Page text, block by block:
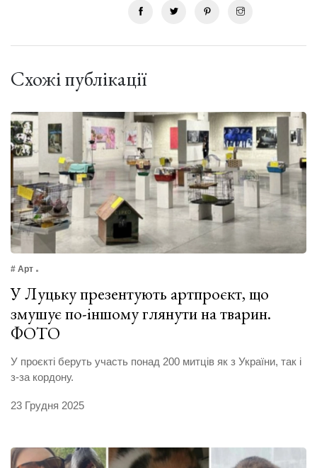
Схожі публікації
# Арт
У Луцьку презентують артпроєкт, що
змушує по-іншому глянути на тварин.
ФОТО
У проєкті беруть участь понад 200 митців як з України, так і
з-за кордону.
23 Грудня 2025